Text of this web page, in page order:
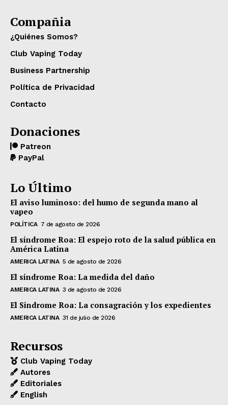
Compañia
¿Quiénes Somos?
Club Vaping Today
Business Partnership
Política de Privacidad
Contacto
Donaciones
Patreon
PayPal
Lo Último
El aviso luminoso: del humo de segunda mano al
vapeo
POLÍTICA 7 de agosto de 2026
El síndrome Roa: El espejo roto de la salud pública en
América Latina
AMERICA LATINA 5 de agosto de 2026
El síndrome Roa: La medida del daño
AMERICA LATINA 3 de agosto de 2026
El Síndrome Roa: La consagración y los expedientes
AMERICA LATINA 31 de julio de 2026
Recursos
Club Vaping Today
Autores
Editoriales
English